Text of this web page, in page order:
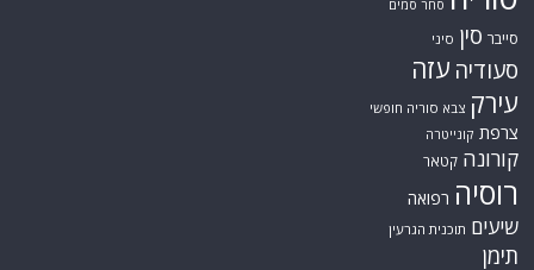
סחר סמים
סייבר סין סיני
סעודיה עזה
עירק צבא סוריה חופשי
צרפת קונייטרה
קורונה קטאר
רוסיה רפואה
שיעים תוכנית הגרעין
תימן